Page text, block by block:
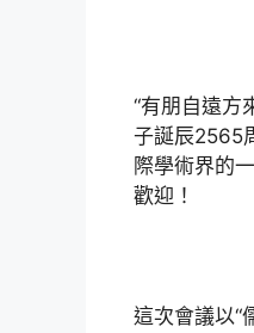
“有朋自遠方
子誕辰2565
際學術界的
歡迎！
這次會議以“